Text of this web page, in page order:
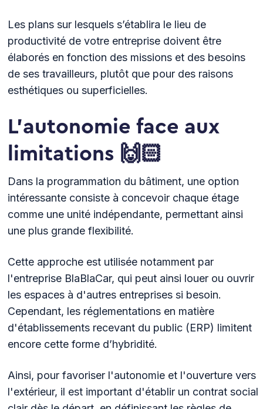
Les plans sur lesquels s’établira le lieu de
productivité de votre entreprise doivent être
élaborés en fonction des missions et des besoins
de ses travailleurs, plutôt que pour des raisons
esthétiques ou superficielles.
L’autonomie face aux
limitations 🙌🏻
Dans la programmation du bâtiment, une option
intéressante consiste à concevoir chaque étage
comme une unité indépendante, permettant ainsi
une plus grande flexibilité.
Cette approche est utilisée notamment par
l'entreprise BlaBlaCar, qui peut ainsi louer ou ouvrir
les espaces à d'autres entreprises si besoin.
Cependant, les réglementations en matière
d'établissements recevant du public (ERP) limitent
encore cette forme d’hybridité.
Ainsi, pour favoriser l'autonomie et l'ouverture vers
l'extérieur, il est important d'établir un contrat social